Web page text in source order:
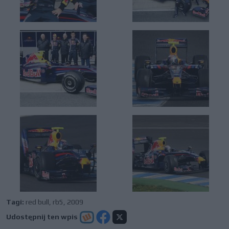
Tagi: red bull rb5
2009
Udostępnij ten wpis